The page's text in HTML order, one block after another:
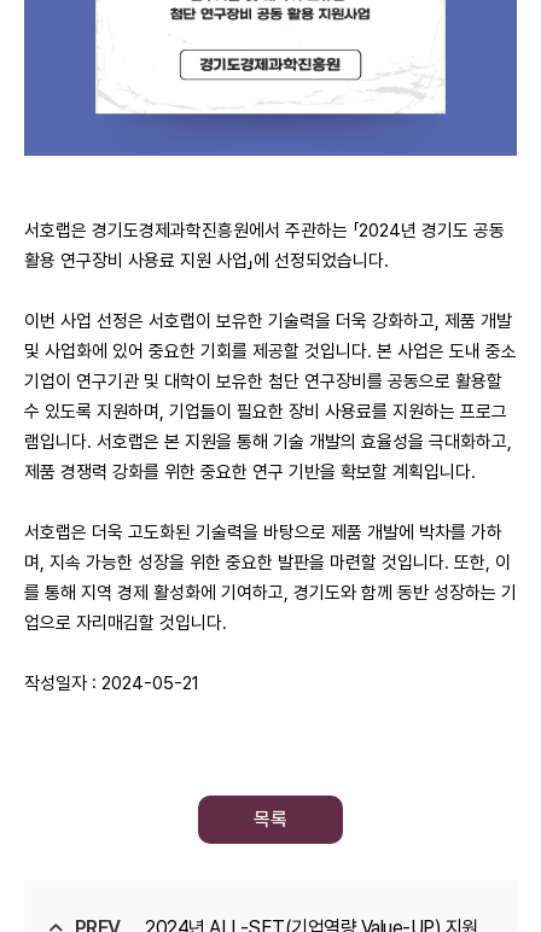
서호랩은 경기도경제과학진흥원에서 주관하는 「2024년 경기도 공동
활용 연구장비 사용료 지원 사업」에 선정되었습니다.
이번 사업 선정은 서호랩이 보유한 기술력을 더욱 강화하고, 제품 개발
및 사업화에 있어 중요한 기회를 제공할 것입니다. 본 사업은 도내 중소
기업이 연구기관 및 대학이 보유한 첨단 연구장비를 공동으로 활용할
수 있도록 지원하며, 기업들이 필요한 장비 사용료를 지원하는 프로그
램입니다. 서호랩은 본 지원을 통해 기술 개발의 효율성을 극대화하고,
제품 경쟁력 강화를 위한 중요한 연구 기반을 확보할 계획입니다.
서호랩은 더욱 고도화된 기술력을 바탕으로 제품 개발에 박차를 가하
며, 지속 가능한 성장을 위한 중요한 발판을 마련할 것입니다. 또한, 이
를 통해 지역 경제 활성화에 기여하고, 경기도와 함께 동반 성장하는 기
업으로 자리매김할 것입니다.
작성일자 : 2024-05-21
목록